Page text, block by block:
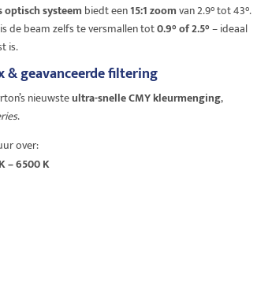
optisch systeem biedt een15:1 zoomvan 2.9° tot 43°.
de beam zelfs te versmallen tot0.9° of 2.5°– ideaal
is.
geavanceerde filtering
nieuwsteultra-snelle CMY kleurmenging,
.
over:
– 6500 K